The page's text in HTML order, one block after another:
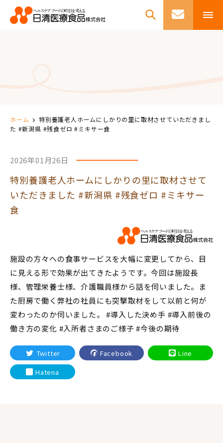
ホーム
特別養護老人ホームにしかりの里に取材させていただきまし
た #新潟県 #残食ゼロ #ミキサー食
2026年01月26日
特別養護老人ホームにしかりの里に取材させて
いただきました #新潟県 #残食ゼロ #ミキサー
食
施設の方々への食事サービスを大幅に変更してから、目
に見える形で効果が出てきたようです。今回は施設長
様、管理栄養士様、介護職員様から話を伺いました。ま
た厨房で働く弊社の社員にも突撃取材をして以前と何が
変わったのか伺いました。 #導入した決め手 #導入前後の
働き方の変化 #入所者さまのご様子 #今後の期待
Twitter Facebook
Line
Hatena